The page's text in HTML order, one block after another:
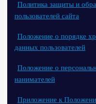
Политика защиты и
пользователей сайта
Положение о порядке
данных пользователей
Положение о
нанимателей
Приложение к